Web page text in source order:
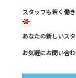
スタッフも若く働
あなたの新しいス
お気軽にお問い合